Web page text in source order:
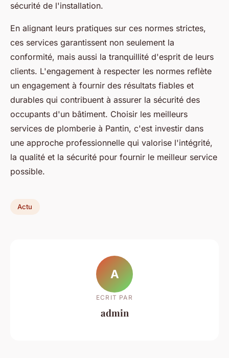
sécurité de l'installation.
En alignant leurs pratiques sur ces normes strictes,
ces services garantissent non seulement la
conformité, mais aussi la tranquillité d'esprit de leurs
clients. L'engagement à respecter les normes reflète
un engagement à fournir des résultats fiables et
durables qui contribuent à assurer la sécurité des
occupants d'un bâtiment. Choisir les meilleurs
services de plomberie à Pantin, c'est investir dans
une approche professionnelle qui valorise l'intégrité,
la qualité et la sécurité pour fournir le meilleur service
possible.
Actu
A
ECRIT PAR
admin